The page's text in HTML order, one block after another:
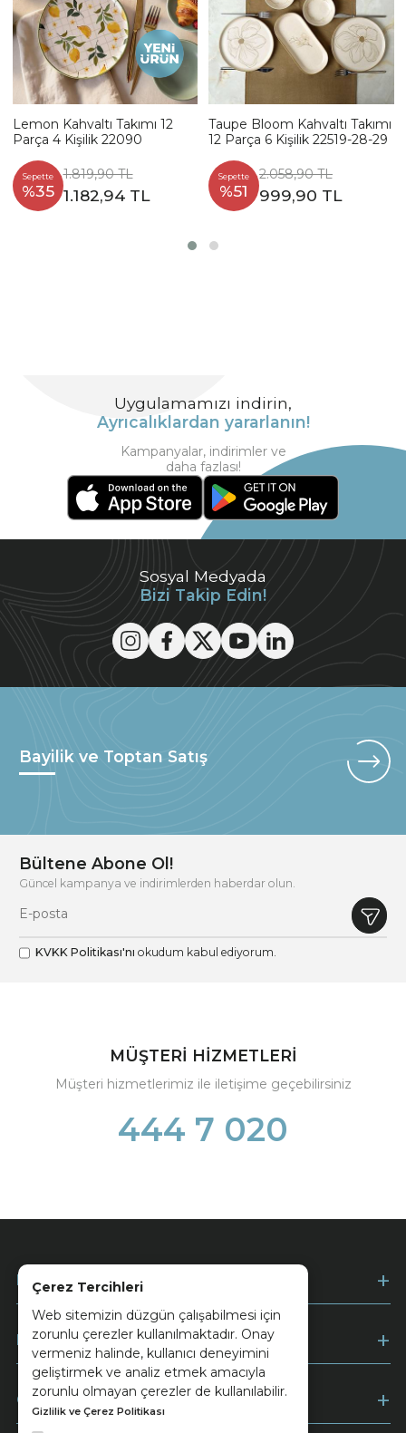
Çerez Tercihleri
Web sitemizin düzgün çalışabilmesi için
zorunlu çerezler kullanılmaktadır. Onay
vermeniz halinde, kullanıcı deneyimini
geliştirmek ve analiz etmek amacıyla
zorunlu olmayan çerezler de kullanılabilir.
Gizlilik ve Çerez Politikası
Lemon Kahvaltı Takımı 12
Parça 4 Kişilik 22090
Sepette
%35
1.819,90 TL
1.182,94 TL
Taupe Bloom Kahvaltı Takımı
12 Parça 6 Kişilik 22519-28-29
Sepette
%51
2.058,90 TL
999,90 TL
Sosyal Medyada
Bizi Takip Edin!
Uygulamamızı indirin,
Ayrıcalıklardan yararlanın!
Kampanyalar, indirimler ve
daha fazlası!
Bayilik ve Toptan Satış
Bültene Abone Ol!
Güncel kampanya ve indirimlerden haberdar olun.
KVKK Politikası'nı okudum kabul ediyorum.
MÜŞTERİ HİZMETLERİ
Müşteri hizmetlerimiz ile iletişime geçebilirsiniz
444 7 020
Kurumsal
Müşteri Hizmetleri
Ödeme